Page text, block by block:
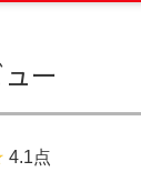
ー
4.1点